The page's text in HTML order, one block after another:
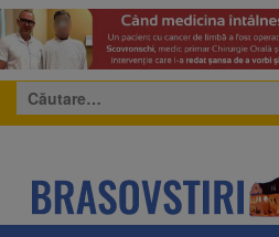
Caută
după: